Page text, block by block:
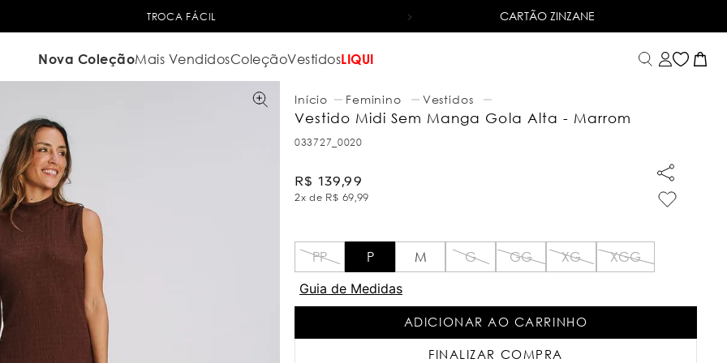
TROCA FÁCIL 6X SEM JUROSNO CARTÃO DE CRÉDITO
CARTÃO ZINZANE
Nova ColeçãoMais VendidosColeçãoVestidosLIQUI
Feminino Vestidos
Vestido Midi Sem Manga Gola Alta - Marrom
033727_0020
R$ 139,99
2x de R$ 69,99
PP P M G GG XG
XGG
Guia de Medidas
ADICIONAR AO CARRINHO
FINALIZAR COMPRA